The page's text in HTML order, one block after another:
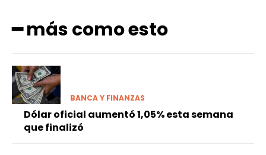
━ más como esto
BANCA Y FINANZAS
Dólar oficial aumentó 1,05% esta semana
que finalizó